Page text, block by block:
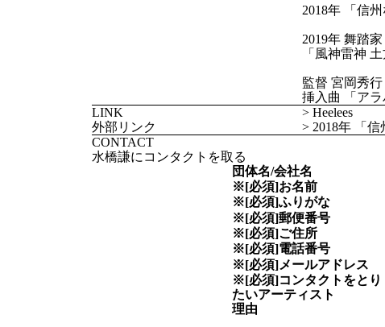
2018年 「信
2019年 舞踏
「風神雷神
監督 宮岡秀行
挿入曲 「ア
LINK
外部リンク
> Heelees
> 2018年 「信
CONTACT
水橋謙にコンタクトを取る
団体名/会社名
※[必須]お名前
※[必須]ふりがな
※[必須]郵便番号
※[必須]ご住所
※[必須]電話番号
※[必須]メールアドレス
※[必須]コンタクトをとり
たいアーティスト
理由